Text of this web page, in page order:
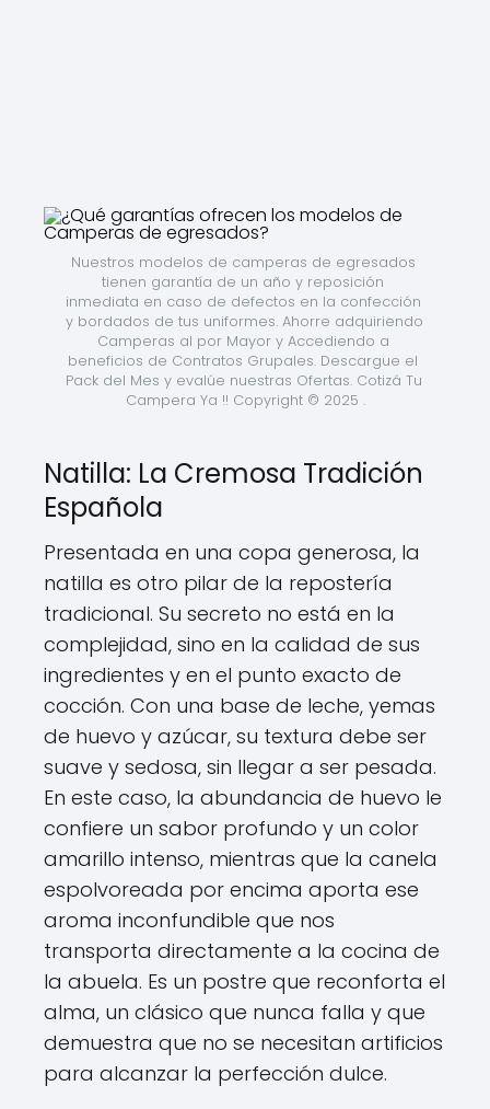
Nuestros modelos de camperas de egresados
tienen garantía de un año y reposición
inmediata en caso de defectos en la confección
y bordados de tus uniformes. Ahorre adquiriendo
Camperas al por Mayor y Accediendo a
beneficios de Contratos Grupales. Descargue el
Pack del Mes y evalúe nuestras Ofertas. Cotizá Tu
Campera Ya !! Copyright © 2025 .
Natilla: La Cremosa Tradición
Española
Presentada en una copa generosa, la
natilla es otro pilar de la repostería
tradicional. Su secreto no está en la
complejidad, sino en la calidad de sus
ingredientes y en el punto exacto de
cocción. Con una base de leche, yemas
de huevo y azúcar, su textura debe ser
suave y sedosa, sin llegar a ser pesada.
En este caso, la abundancia de huevo le
confiere un sabor profundo y un color
amarillo intenso, mientras que la canela
espolvoreada por encima aporta ese
aroma inconfundible que nos
transporta directamente a la cocina de
la abuela. Es un postre que reconforta el
alma, un clásico que nunca falla y que
demuestra que no se necesitan artificios
para alcanzar la perfección dulce.